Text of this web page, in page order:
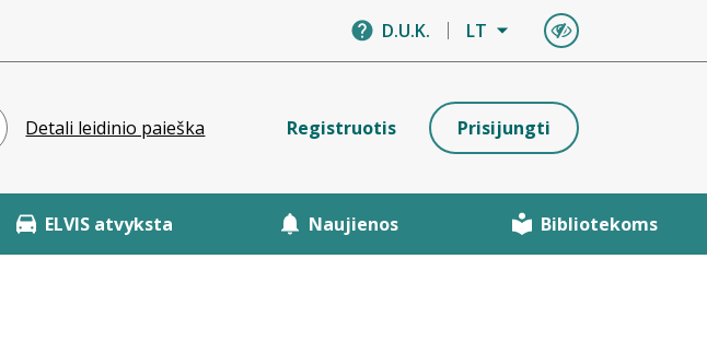
D.U.K. LT
Detali leidinio paieška Registruotis Prisijungti
ELVIS atvyksta Naujienos Bibliotekoms